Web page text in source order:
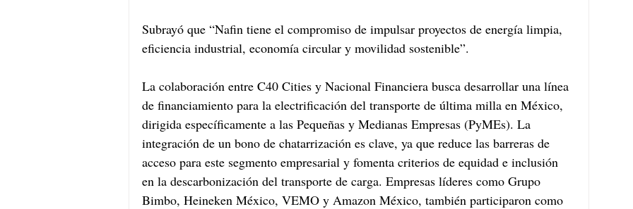
Subrayó que “Nafin tiene el compromiso de impulsar proyectos de energía limpia,
eficiencia industrial, economía circular y movilidad sostenible”.
La colaboración entre C40 Cities y Nacional Financiera busca desarrollar una línea
de financiamiento para la electrificación del transporte de última milla en México,
dirigida específicamente a las Pequeñas y Medianas Empresas (PyMEs). La
integración de un bono de chatarrización es clave, ya que reduce las barreras de
acceso para este segmento empresarial y fomenta criterios de equidad e inclusión
en la descarbonización del transporte de carga. Empresas líderes como Grupo
Bimbo, Heineken México, VEMO y Amazon México, también participaron como